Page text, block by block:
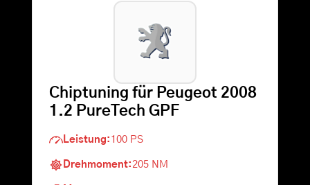
Warenkorb
Chiptuning für Peugeot 2008
1.2 PureTech GPF
Leistung: 100 PS
Drehmoment: 205 NM